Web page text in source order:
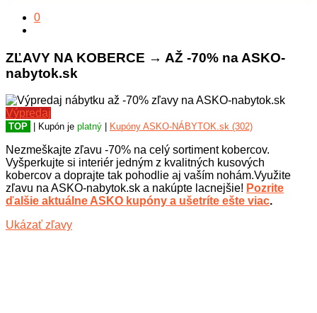
0
ZĽAVY NA KOBERCE → AŽ -70% na ASKO-
nabytok.sk
Výpredaj
TOP | Kupón je platný Kupóny ASKO-NÁBYTOK.sk (302)
Nezmeškajte zľavu -70% na celý sortiment kobercov.
Vyšperkujte si interiér jedným z kvalitných kusových
kobercov a doprajte tak pohodlie aj vaším nohám.Využite
zľavu na ASKO-nabytok.sk a nakúpte lacnejšie! Pozrite
ďalšie aktuálne ASKO kupóny a ušetríte ešte viac.
Ukázať zľavy